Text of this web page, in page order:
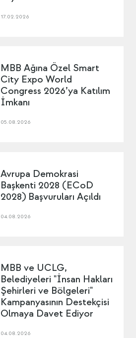
17.02.2026
MBB Ağına Özel Smart
City Expo World
Congress 2026’ya Katılım
İmkanı
05.08.2026
Avrupa Demokrasi
Başkenti 2028 (ECoD
2028) Başvuruları Açıldı
04.08.2026
MBB ve UCLG,
Belediyeleri "İnsan Hakları
Şehirleri ve Bölgeleri"
Kampanyasının Destekçisi
Olmaya Davet Ediyor
04.08.2026